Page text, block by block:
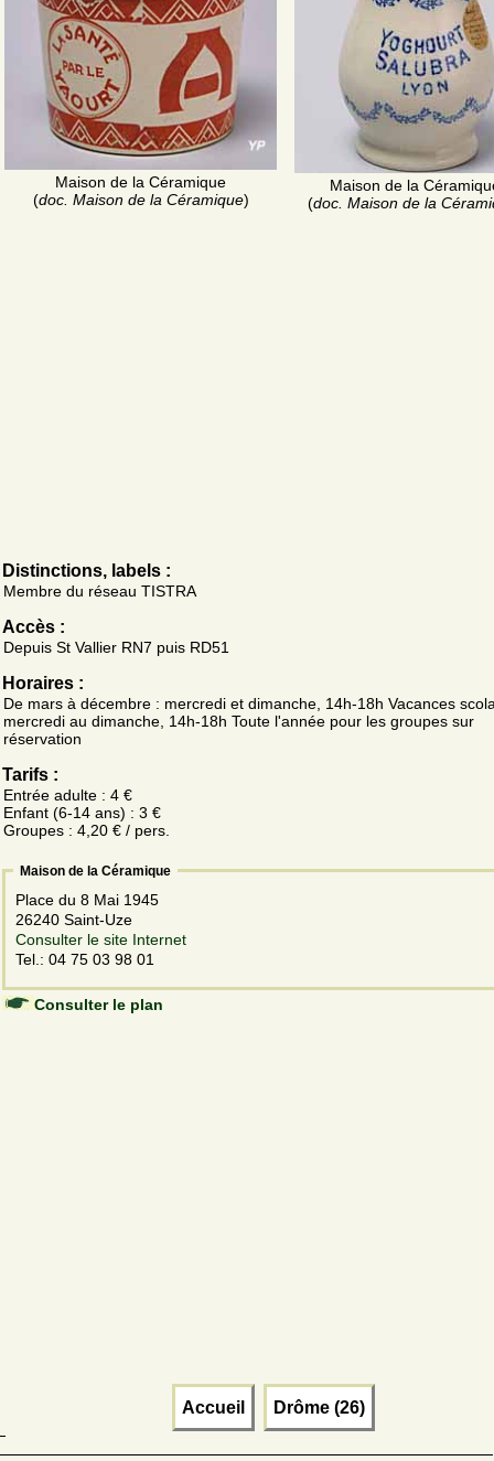
Maison de la Céramique
(doc. Maison de la Céramique)
Maison de la
(doc. Maison de la
Distinctions, labels :
Membre du réseau TISTRA
Accès :
Depuis St Vallier RN7 puis RD51
Horaires :
De mars à décembre : mercredi et dimanche, 14h-18h Vacances
mercredi au dimanche, 14h-18h Toute l'année pour les groupes sur
réservation
Tarifs :
Entrée adulte : 4 €
Enfant (6-14 ans) : 3 €
Groupes : 4,20 € / pers.
Maison de la Céramique
Place du 8 Mai 1945
26240 Saint-Uze
Consulter le site Internet
Tel.: 04 75 03 98 01
Consulter le plan
Accueil Drôme (26)